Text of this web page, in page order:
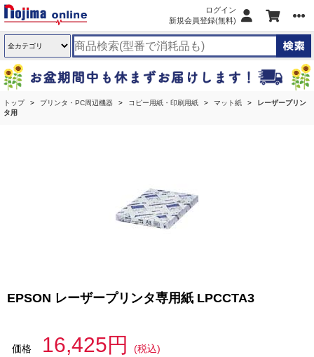
ログイン
新規会員登録(無料)
トップ プリンタ・PC周辺機器 コピー用紙・印刷用紙 マット紙
レーザープリン
タ用
EPSON レーザープリンタ専用紙 LPCCTA3
価格 16,425円
(税込)